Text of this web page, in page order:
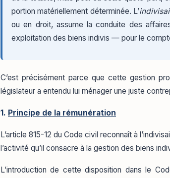
portion matériellement déterminée. L’
ou en droit, assume la conduite des
exploitation des biens indivis — pour le
C’est précisément parce que cette gestion
législateur a entendu lui ménager une juste
1. Principe de la rémunération
L’article 815-12 du Code civil reconnaît à
l’activité qu’il consacre à la gestion des biens
L’introduction de cette disposition dans le